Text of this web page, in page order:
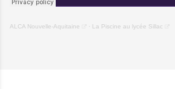
ALCA Nouvelle-Aquitaine · La Piscine au lycée Sillac